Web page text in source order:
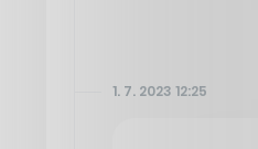
1. 7. 2023 12:25